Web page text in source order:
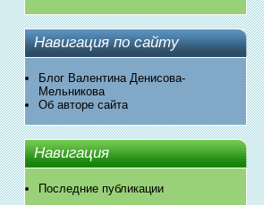
Навигация по сайту
Блог Валентина Денисова-
Мельникова
Об авторе сайта
Навигация
Последние публикации